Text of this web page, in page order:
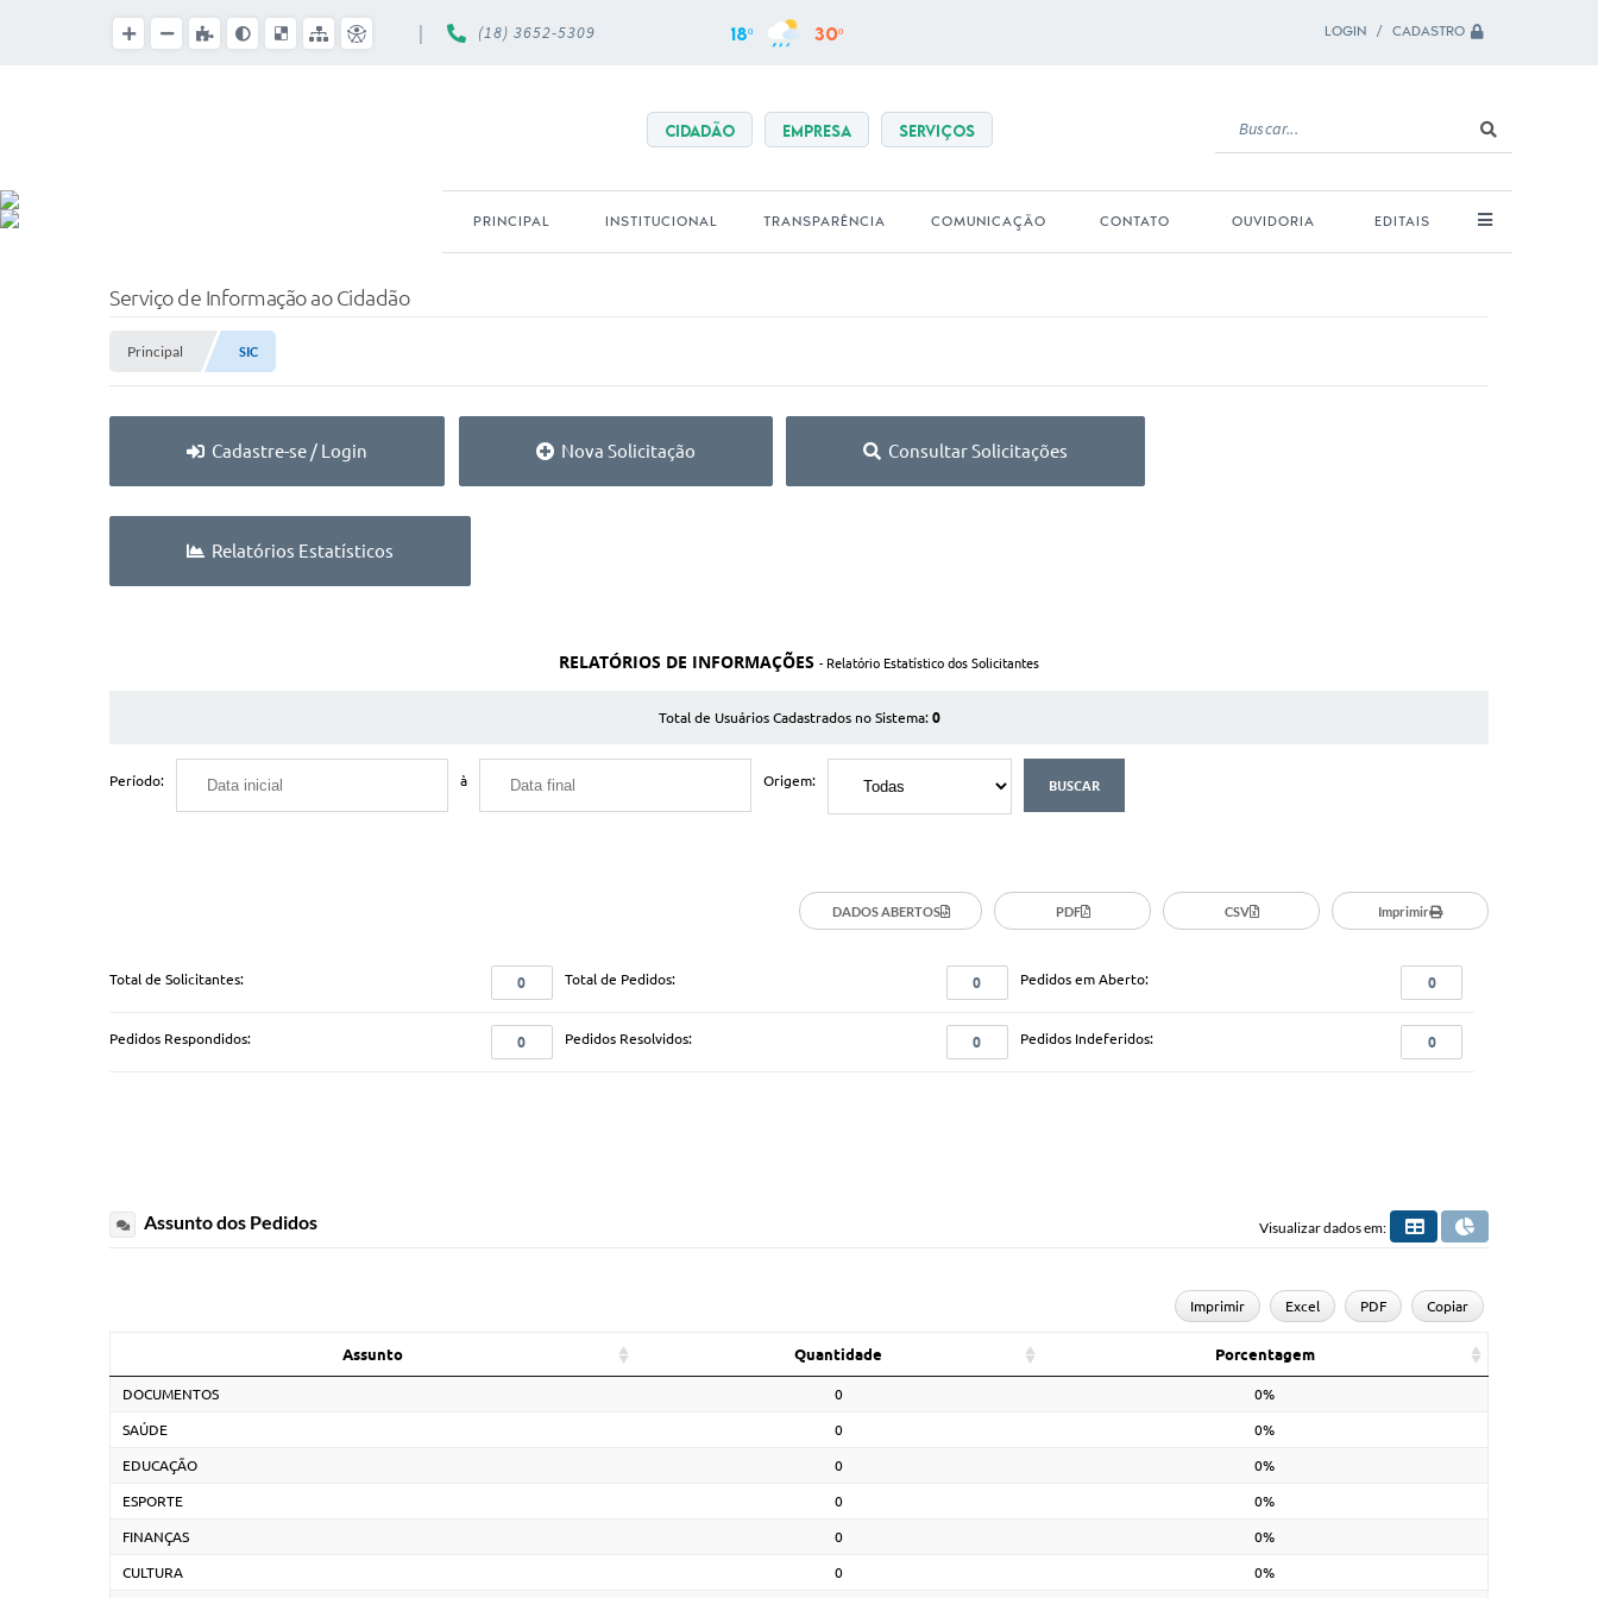
LOGIN / CADASTRO
| (18) 3652-5309 18º 30º
CIDADÃO EMPRESA SERVIÇOS
PRINCIPAL INSTITUCIONAL TRANSPARÊNCIA COMUNICAÇÃO CONTATO OUVIDORIA EDITAIS
Serviço de Informação ao Cidadão
Principal SIC
Cadastre-se / Login Nova Solicitação Consultar Solicitações
Relatórios Estatísticos
RELATÓRIOS DE INFORMAÇÕES - Relatório Estatístico dos Solicitantes
Total de Usuários Cadastrados no Sistema: 0
Período: à Origem:
DADOS ABERTOS PDF CSV Imprimir
Total de Solicitantes: 0 Total de Pedidos: 0 Pedidos em Aberto: 0
Pedidos Respondidos: 0 Pedidos Resolvidos: 0 Pedidos Indeferidos: 0
Assunto dos Pedidos Visualizar dados em:
Imprimir Excel PDF Copiar
Assunto Quantidade Porcentagem
DOCUMENTOS 0 0%
SAÚDE 0 0%
EDUCAÇÃO 0 0%
ESPORTE 0 0%
FINANÇAS 0 0%
CULTURA 0 0%